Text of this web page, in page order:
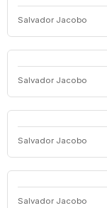
Salvador Jacobo
Salvador Jacobo
Salvador Jacobo
Salvador Jacobo